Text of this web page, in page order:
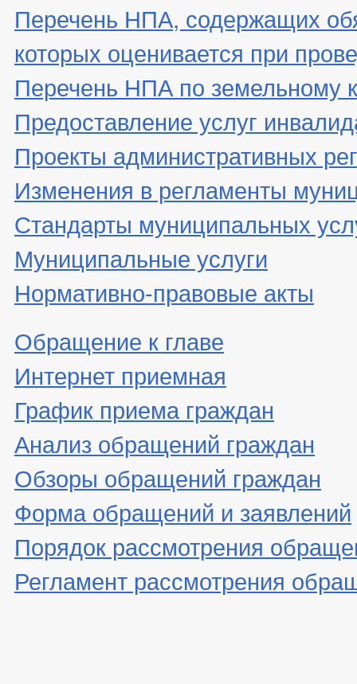
Перечень НПА, содержащих
которых оценивается при
Перечень НПА по земельному
Предоставление услуг
Проекты административных
Изменения в регламенты
Стандарты муниципальных
Муниципальные услуги
Нормативно-правовые акты
Обращение к главе
Интернет приемная
График приема граждан
Анализ обращений граждан
Обзоры обращений граждан
Форма обращений и заявлений
Порядок рассмотрения
Регламент рассмотрения